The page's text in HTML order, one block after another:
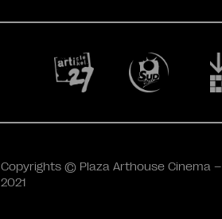
Copyrights © Plaza Arthouse Cinema –
2021